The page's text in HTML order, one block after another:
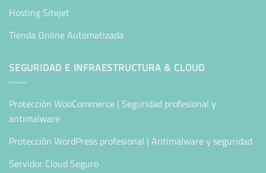
Hosting Sitejet
Tienda Online Automatizada
SEGURIDAD E INFRAESTRUCTURA & CLOUD
Protección WooCommerce | Seguridad profesional y
antimalware
Protección WordPress profesional | Antimalware y seguridad
Servidor Cloud Seguro